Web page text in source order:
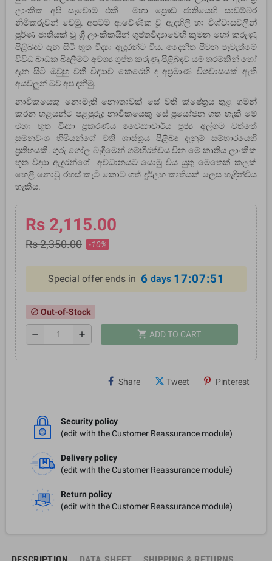
ලාංකික අපි සැවොම එකී මහා ප්‍රෞඩ ජාතියෙහි සාඩම්බර
නිමිකරුවන් වෙමු. අපටම ආවේණික වූ ඇදහිලි හා විශ්වාසවලින්
පූර්ණ ජාතියක් වූ ශ්‍රී ලාංකිකයින් ගුප්තවිද්‍යාවෙහි කුමන හෝ කරුණු
පිළිබදව දැන සිටි භූත විද්‍යා ඇදුරන්ට විය. දෛනිත පීවන පැවැත්මේ
විවිධ බාධක බිදලීමට අවශ්‍ය ගුප්ත කරුණු පිළිබඳව යම් තරමකින් හෝ
දැන සිටි ඔවුහු වතී විද්‍යාව කෙරෙහි ද අප්‍රමාණ විශවාසයක් ඇති
අයවලුන් බව අප දනිමු.
නාවිකයෙකු නොමැති නෞතාවක් සේ වතී ක්ෂේත්‍රය තුළ ගමන්
කරන හළයන්ට පළපුරුදු නාවිකයෙකු සේ ප්‍රයෝජන ගත හැකි මේ
මහා භූත විද්‍යා ප්‍රකරණය වෛද්‍යාචාර්ය පූජ්‍ය අල්ගම වත්තේ
සුමනවංශ හිමියන්ගේ වති ශාස්ත්‍රය පිළිබඳ දැනුම් සම්භාරයෙහි
ප්‍රතිහයකි. ගුරු ගෝල බැඳීමෙන් ගම්භීරත්වය වින මේ කෘතිය ලාංකික
භූත විද්‍යා ඇදුරන්ගේ අවධානයට යොමු විය යුතු මෙතෙක් කලක්
හෙළි නොවූ රහස් කැටි කොට ගත් දුර්ලභ කෘතියක් ලෙස හැදින්විය
හැකිය.
Rs 2,115.00
Rs 2,350.00 -10%
Special offer ends in 6 days 17:07:51
block Out-of-Stock
remove add shopping_cart ADD TO CART
Share Tweet Pinterest
Security policy
(edit with the Customer Reassurance module)
Delivery policy
(edit with the Customer Reassurance module)
Return policy
(edit with the Customer Reassurance module)